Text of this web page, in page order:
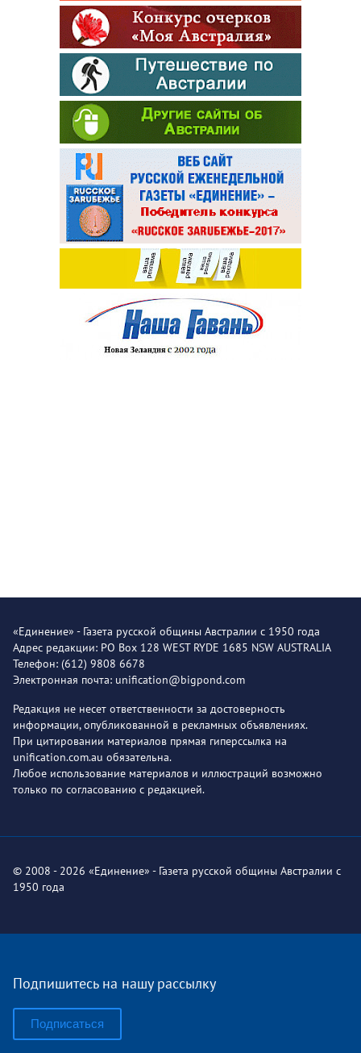
«Единение» - Газета русской общины Австралии с 1950 года
Адрес редакции: PO Box 128 WEST RYDE 1685 NSW AUSTRALIA
Телефон: (612) 9808 6678
Электронная почта: unification@bigpond.com
Редакция не несет ответственности за достоверность
информации, опубликованной в рекламных объявлениях.
При цитировании материалов прямая гиперссылка на
unification.com.au обязательна.
Любое использование материалов и иллюстраций возможно
только по согласованию с редакцией.
© 2008 - 2026 «Единение» - Газета русской общины Австралии с
1950 года
Подпишитесь на нашу рассылку
Подписаться